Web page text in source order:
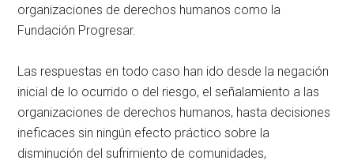
organizaciones de derechos humanos como la
Fundación Progresar.
Las respuestas en todo caso han ido desde la negación
inicial de lo ocurrido o del riesgo, el señalamiento a las
organizaciones de derechos humanos, hasta decisiones
ineficaces sin ningún efecto práctico sobre la
disminución del sufrimiento de comunidades,